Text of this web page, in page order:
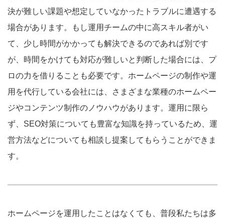
決が難しい課題や想定していなかったトラブルに遭遇する
場合があります。もし運用チームの中に高スキル者がい
て、少し時間がかかっても解決できるのであれば別です
が、時間をかけても対応が難しいと判断した場合には、プ
ロの力を借りることも必要です。ホームページの制作や運
用を代行している会社には、さまざまな業種のホームペー
ジやコンテンツ制作のノウハウがあります。運用に限ら
ず、SEO対策についても豊富な知識を持っているため、運
営方法などについても相談し提案してもらうことができま
す。
ホームページを運用したことはなくても、普段私たちは多